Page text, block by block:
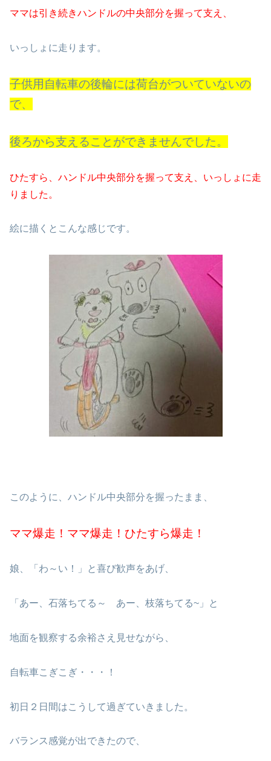
ママは引き続きハンドルの中央部分を握って支え、
いっしょに走ります。
子供用自転車の後輪には荷台がついていないの
で、
後ろから支えることができませんでした。
ひたすら、ハンドル中央部分を握って支え、いっしょに走
りました。
絵に描くとこんな感じです。
このように、ハンドル中央部分を握ったまま、
ママ爆走！ママ爆走！ひたすら爆走！
娘、「わ～い！」と喜び歓声をあげ、
「あー、石落ちてる～ あー、枝落ちてる~」と
地面を観察する余裕さえ見せながら、
自転車こぎこぎ・・・！
初日２日間はこうして過ぎていきました。
バランス感覚が出できたので、